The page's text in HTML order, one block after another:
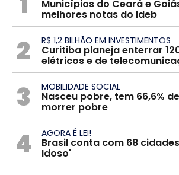
Municípios do Ceará e
melhores notas do Ideb
2 R$ 1,2 BILHÃO EM INVESTIMENTOS
Curitiba planeja enterrar
elétricos e de
3 MOBILIDADE SOCIAL
Nasceu pobre, tem 66,6%
morrer pobre
4 AGORA É LEI!
Brasil conta com 68
Idoso'